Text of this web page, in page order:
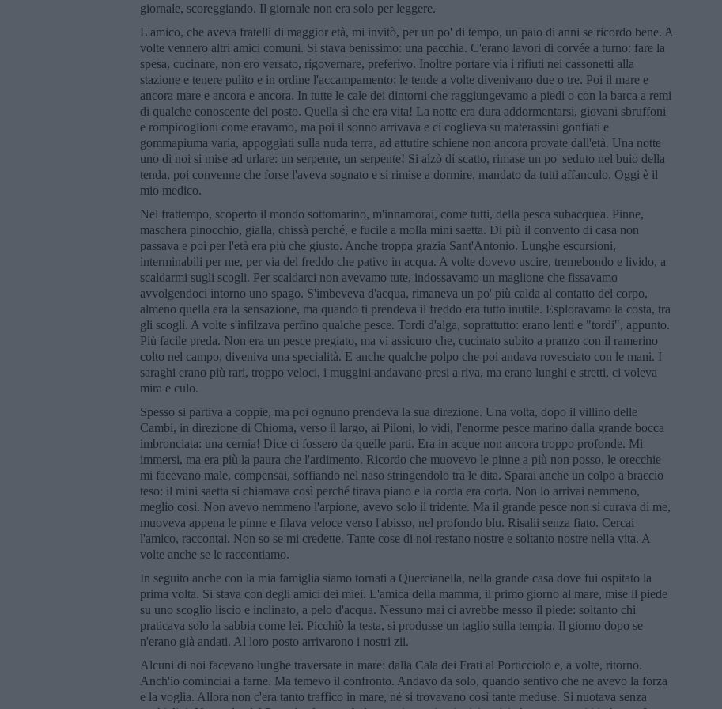
giornale, scoreggiando. Il giornale non era solo per leggere.
L'amico, che aveva fratelli di maggior età, mi invitò, per un po' di tempo, un paio di anni se ricordo bene. A
volte vennero altri amici comuni. Si stava benissimo: una pacchia. C'erano lavori di corvée a turno: fare la
spesa, cucinare, non ero versato, rigovernare, preferivo. Inoltre portare via i rifiuti nei cassonetti alla
stazione e tenere pulito e in ordine l'accampamento: le tende a volte divenivano due o tre. Poi il mare e
ancora mare e ancora e ancora. In tutte le cale dei dintorni che raggiungevamo a piedi o con la barca a remi
di qualche conoscente del posto. Quella sì che era vita! La notte era dura addormentarsi, giovani sbruffoni
e rompicoglioni come eravamo, ma poi il sonno arrivava e ci coglieva su materassini gonfiati e
gommapiuma varia, appoggiati sulla nuda terra, ad attutire schiene non ancora provate dall'età. Una notte
uno di noi si mise ad urlare: un serpente, un serpente! Si alzò di scatto, rimase un po' seduto nel buio della
tenda, poi convenne che forse l'aveva sognato e si rimise a dormire, mandato da tutti affanculo. Oggi è il
mio medico.
Nel frattempo, scoperto il mondo sottomarino, m'innamorai, come tutti, della pesca subacquea. Pinne,
maschera pinocchio, gialla, chissà perché, e fucile a molla mini saetta. Di più il convento di casa non
passava e poi per l'età era più che giusto. Anche troppa grazia Sant'Antonio. Lunghe escursioni,
interminabili per me, per via del freddo che pativo in acqua. A volte dovevo uscire, tremebondo e livido, a
scaldarmi sugli scogli. Per scaldarci non avevamo tute, indossavamo un maglione che fissavamo
avvolgendoci intorno uno spago. S'imbeveva d'acqua, rimaneva un po' più calda al contatto del corpo,
almeno quella era la sensazione, ma quando ti prendeva il freddo era tutto inutile. Esploravamo la costa, tra
gli scogli. A volte s'infilzava perfino qualche pesce. Tordi d'alga, soprattutto: erano lenti e "tordi", appunto.
Più facile preda. Non era un pesce pregiato, ma vi assicuro che, cucinato subito a pranzo con il ramerino
colto nel campo, diveniva una specialità. E anche qualche polpo che poi andava rovesciato con le mani. I
saraghi erano più rari, troppo veloci, i muggini andavano presi a riva, ma erano lunghi e stretti, ci voleva
mira e culo.
Spesso si partiva a coppie, ma poi ognuno prendeva la sua direzione. Una volta, dopo il villino delle
Cambi, in direzione di Chioma, verso il largo, ai Piloni, lo vidi, l'enorme pesce marino dalla grande bocca
imbronciata: una cernia! Dice ci fossero da quelle parti. Era in acque non ancora troppo profonde. Mi
immersi, ma era più la paura che l'ardimento. Ricordo che muovevo le pinne a più non posso, le orecchie
mi facevano male, compensai, soffiando nel naso stringendolo tra le dita. Sparai anche un colpo a braccio
teso: il mini saetta si chiamava così perché tirava piano e la corda era corta. Non lo arrivai nemmeno,
meglio così. Non avevo nemmeno l'arpione, avevo solo il tridente. Ma il grande pesce non si curava di me,
muoveva appena le pinne e filava veloce verso l'abisso, nel profondo blu. Risalii senza fiato. Cercai
l'amico, raccontai. Non so se mi credette. Tante cose di noi restano nostre e soltanto nostre nella vita. A
volte anche se le raccontiamo.
In seguito anche con la mia famiglia siamo tornati a Quercianella, nella grande casa dove fui ospitato la
prima volta. Si stava con degli amici dei miei. L'amica della mamma, il primo giorno al mare, mise il piede
su uno scoglio liscio e inclinato, a pelo d'acqua. Nessuno mai ci avrebbe messo il piede: soltanto chi
praticava solo la sabbia come lei. Picchiò la testa, si produsse un taglio sulla tempia. Il giorno dopo se
n'erano già andati. Al loro posto arrivarono i nostri zii.
Alcuni di noi facevano lunghe traversate in mare: dalla Cala dei Frati al Porticciolo e, a volte, ritorno.
Anch'io cominciai a farne. Ma temevo il confronto. Andavo da solo, quando sentivo che ne avevo la forza
e la voglia. Allora non c'era tanto traffico in mare, né si trovavano così tante meduse. Si nuotava senza